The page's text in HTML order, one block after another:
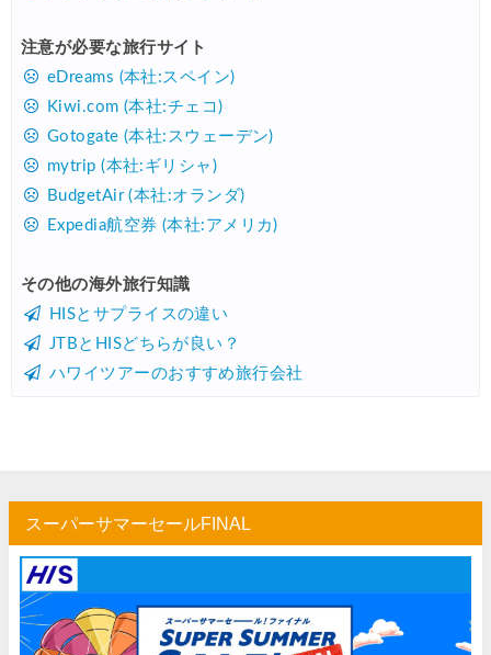
07/24 HIS) アイスランドツアー 最大30,000円OFFクーポン
07/23 Trip.com) 海外航空券 最大2,500円OFFクーポン
07/22 JTB) 海外ツアー(20代) 最大28,000円OFFクーポン
07/22 JTB) 海外ツアー(10代) 最大28,000円OFFクーポン
07/21 エアトリ) 航空券+ホテル 最大30,000円OFFクーポン
07/21 エアトリ) 海外航空券 最大10,000円OFFクーポン
Trip.com) ベトナム旅 最大50%OFFセール
07/16 Trip.com) 航空券 1,500円OFFクーポン
07/15 楽天トラベル) 海外ツアー 最大30,000円OFFクーポン
07/14
07/13 Trip.com) アメリカ西海岸 最大50%OFFセール
注意が必要な旅行サイト
eDreams (本社:スペイン)
Kiwi.com (本社:チェコ)
Gotogate (本社:スウェーデン)
mytrip (本社:ギリシャ)
BudgetAir (本社:オランダ)
Expedia航空券 (本社:アメリカ)
その他の海外旅行知識
HISとサプライスの違い
JTBとHISどちらが良い？
ハワイツアーのおすすめ旅行会社
スーパーサマーセールFINAL